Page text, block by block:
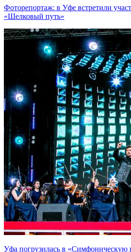
Фоторепортаж: в Уфе встретили
«Шелковый путь»
Уфа погрузилась в